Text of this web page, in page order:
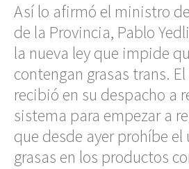
Así lo afirmó el ministro
de la Provincia, Pablo
la nueva ley que impide
contengan grasas trans.
recibió en su despacho a
sistema para empezar a
que desde ayer prohíbe el
grasas en los productos